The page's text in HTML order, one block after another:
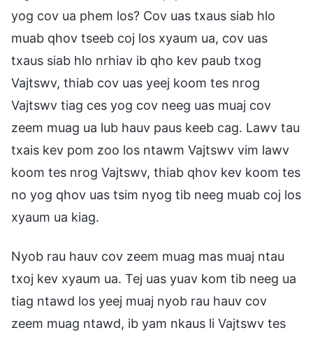
yog cov ua phem los? Cov uas txaus siab hlo
muab qhov tseeb coj los xyaum ua, cov uas
txaus siab hlo nrhiav ib qho kev paub txog
Vajtswv, thiab cov uas yeej koom tes nrog
Vajtswv tiag ces yog cov neeg uas muaj cov
zeem muag ua lub hauv paus keeb cag. Lawv tau
txais kev pom zoo los ntawm Vajtswv vim lawv
koom tes nrog Vajtswv, thiab qhov kev koom tes
no yog qhov uas tsim nyog tib neeg muab coj los
xyaum ua kiag.
Nyob rau hauv cov zeem muag mas muaj ntau
txoj kev xyaum ua. Tej uas yuav kom tib neeg ua
tiag ntawd los yeej muaj nyob rau hauv cov
zeem muag ntawd, ib yam nkaus li Vajtswv tes